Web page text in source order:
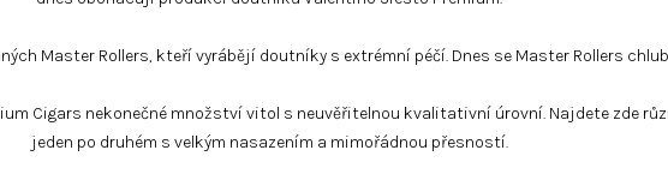
Master Rollers, kteří vyrábějí doutníky s extrémní péčí. Dnes se Master Rollers
Cigars nekonečné množství vitol s neuvěřitelnou kvalitativní úrovní. Najdete zde
jeden po druhém s velkým nasazením a mimořádnou přesností.